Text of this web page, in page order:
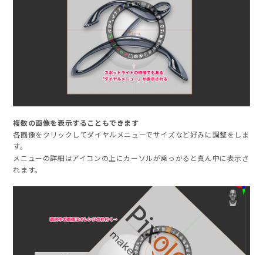
複数の画像を表示することもできます
各画像をクリックしてダイヤルメニューでサイズなど好みに調整をしま
す。
メニューの詳細はアイコンの上にカーソルが乗っかると真ん中に表示さ
れます。